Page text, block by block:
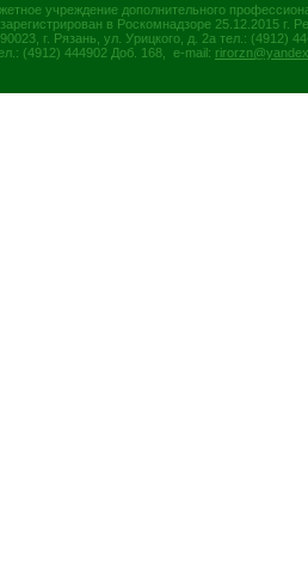
учреждение дополнительного
в Роскомнадзоре 25.12.2015
г. Рязань, ул. Урицкого, д. 2а тел.: (4912)
(4912) 444902 Доб. 168, e-mail: